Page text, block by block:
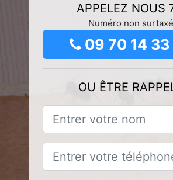
APPELEZ NOUS
Numéro non surtaxé
09 70 14 33
OU ÊTRE